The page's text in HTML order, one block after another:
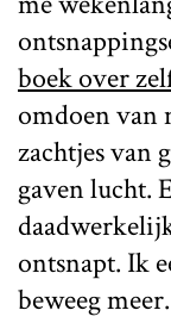
boek over
omdoen
zachtjes van
gaven lucht.
ontsnapt. Ik
beweeg meer.